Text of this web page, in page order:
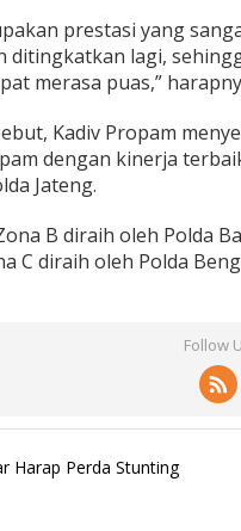
prestasi yang
ditingkatkan lagi,
merasa puas,”
Kadiv Propam
dengan kinerja
Jateng.
B diraih oleh Polda
C diraih oleh Polda
Follow
Harap Perda Stunting